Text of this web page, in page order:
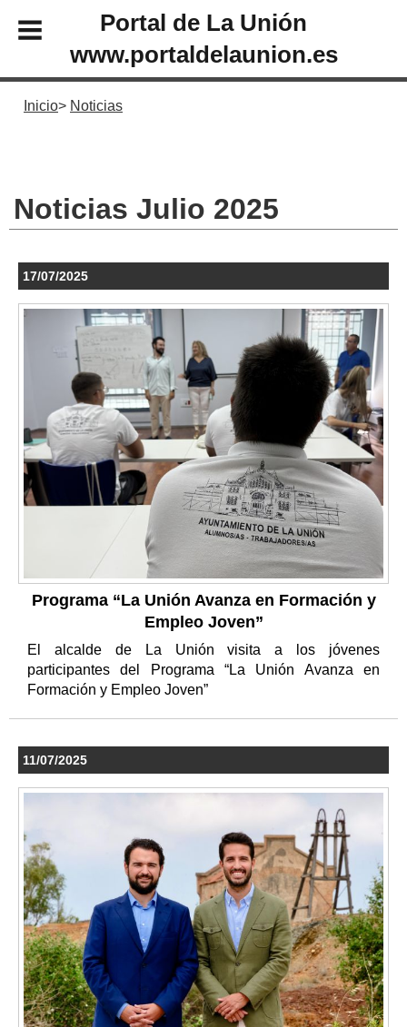
Portal de La Unión
www.portaldelaunion.es
Inicio Noticias
Noticias Julio 2025
17/07/2025
Programa “La Unión Avanza en Formación y
Empleo Joven”
El alcalde de La Unión visita a los jóvenes
participantes del Programa “La Unión Avanza en
Formación y Empleo Joven”
11/07/2025